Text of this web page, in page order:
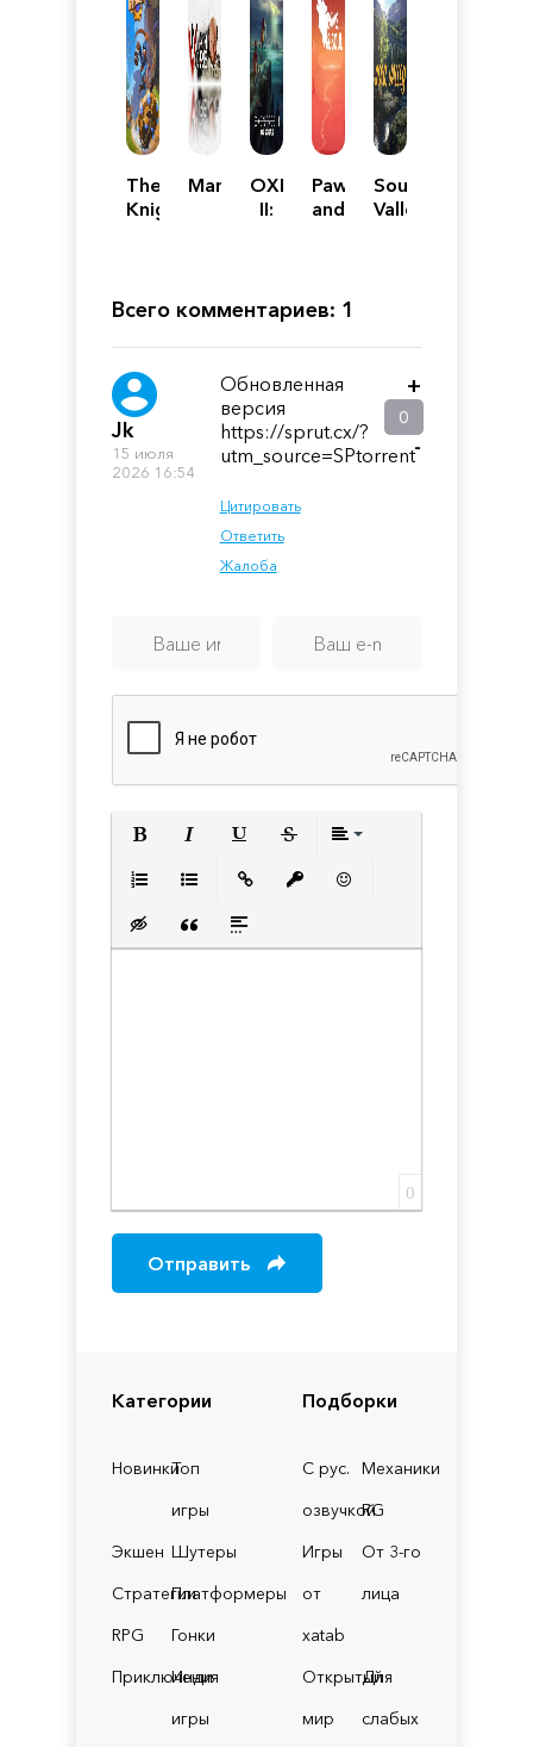
Категории
НовинкиТоп
игры
Экшен Шутеры
СтратегииПлатформеры
RPG
Гонки
Приключения
Инди
игры
Подборки
С рус.
озвучкой
Механики
RG
Игры
от
xatab
От 3-го
лица
Открытый
мир
Для
слабых
The
Knightling
ManivoreOXENFREE
II:
Paws
and
Soul
Valley
Всего комментариев: 1
Jk
15 июля
2026 16:54
Обновленная
версия
https://sprut.cx/?
utm_source=SPtorrent
Цитировать
Ответить
Жалоба
+
0
-
Вставка скрытого текста
Вставка цитаты
Вставка спойлера
0
Отправить